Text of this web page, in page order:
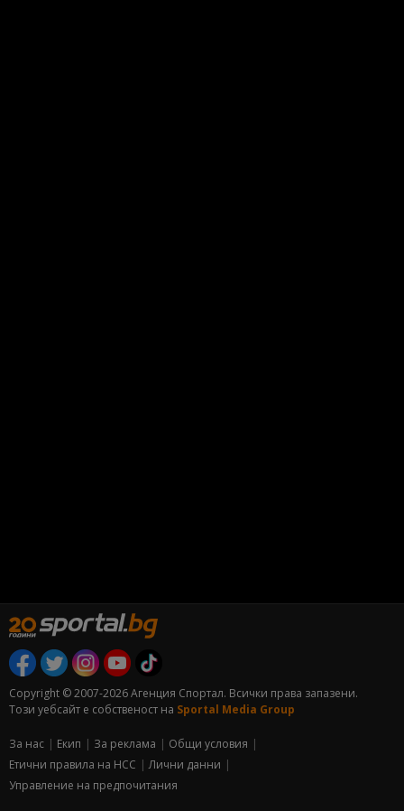
Copyright © 2007-2026 Агенция Спортал. Всички права запазени.
Този уебсайт е собственост на Sportal Media Group
За нас Екип За рекламa
Общи условия
Етични правила на НСС
Лични данни
Управление на предпочитания